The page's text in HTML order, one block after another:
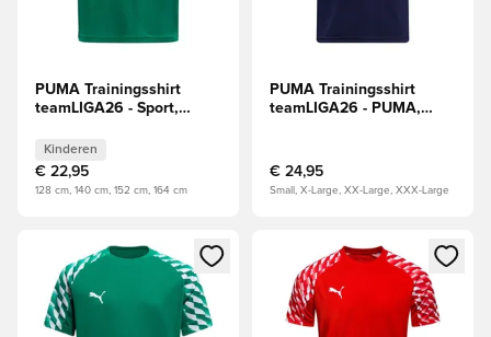
PUMA Trainingsshirt
teamLIGA26 - Sport,
Kinderen
€ 22,95
128 cm, 140 cm, 152 cm, 164 cm
PUMA Trainingsshirt
teamLIGA26 - PUMA,
€ 24,95
Small, X-Large, XX-Large, XXX-Large
Opent een venster om in te loggen of je aan te melden als
Opent een venster om in te